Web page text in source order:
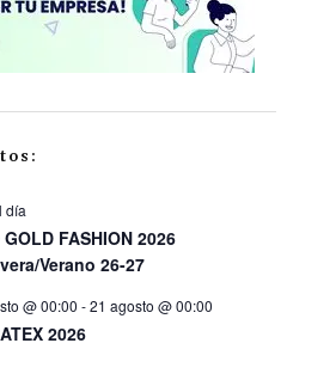
día
GOLD FASHION 2026
Verano 26-27
@ 00:00 -21 agosto @ 00:00
2026